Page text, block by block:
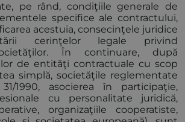
pe rând, condiţiile generale de
specifice ale contractului,
acestuia, consecinţele juridice
cerinţelor legale privind
În continuare, după
de entităţi contractuale cu scop
simplă, societăţile reglementate
1990, asocierea în participaţie,
cu personalitate juridică,
organizaţiile cooperatiste,